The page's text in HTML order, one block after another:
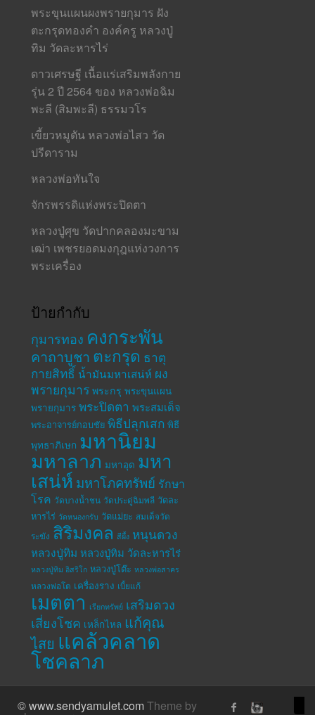
พระขุนแผนผงพรายกุมาร ฝัง
ตะกรุดทองคำ องค์ครู หลวงปู่
ทิม วัดละหารไร่
ดาวเศรษฐี เนื้อแร่เสริมพลังกาย
รุ่น 2 ปี 2564 ของ หลวงพ่อฉิม
พะลี (สิมพะลี) ธรรมวโร
เขี้ยวหมูตัน หลวงพ่อไสว วัด
ปรีดาราม
หลวงพ่อทันใจ
จักรพรรดิแห่งพระปิดตา
หลวงปู่ศุข วัดปากคลองมะขาม
เฒ่า เพชรยอดมงกุฎแห่งวงการ
พระเครื่อง
ป้ายกำกับ
กุมารทอง คงกระพัน
คาถาบูชา ตะกรุด ธาตุ
กายสิทธิ์ น้ำมันมหาเสน่ห์ ผง
พรายกุมาร พระกรุ พระขุนแผน
พรายกุมาร พระปิดตา พระสมเด็จ
พระอาจารย์กอบชัย พิธีปลุกเสก พิธี
พุทธาภิเษก มหานิยม
มหาลาภ มหาอุด มหา
เสน่ห์ มหาโภคทรัพย์ รักษา
โรค วัดบางน้ำชน วัดประดู่ฉิมพลี วัดละ
หารไร่ วัดหนองกรับ วัดแม่ยะ สมเด็จวัด
ระฆัง สิริมงคล สีผึ้ง หนุนดวง
หลวงปู่ทิม หลวงปู่ทิม วัดละหารไร่
หลวงปู่ทิม อิสริโก หลวงปู่โต๊ะ หลวงพ่อสาคร
หลวงพ่อโต เครื่องราง เบี้ยแก้
เมตตา เรียกทรัพย์ เสริมดวง
เสี่ยงโชค เหล็กไหล แก้คุณ
ไสย แคล้วคลาด
โชคลาภ
© www.sendyamulet.comTheme by